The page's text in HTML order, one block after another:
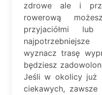
zdrowe ale i
rowerową
przyjaciółmi
wyznacz trasę
będziesz
Jeśli w okolicy już
ciekawych,